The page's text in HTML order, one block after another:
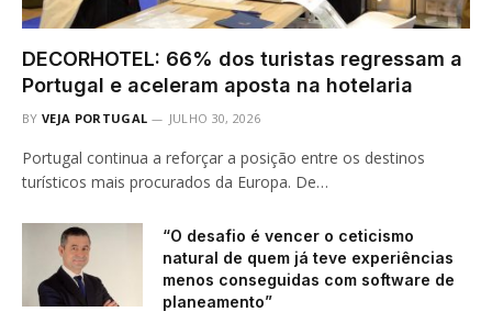
DECORHOTEL: 66% dos turistas regressam a
Portugal e aceleram aposta na hotelaria
BY VEJA PORTUGAL JULHO 30, 2026
Portugal continua a reforçar a posição entre os destinos
turísticos mais procurados da Europa. De…
“O desafio é vencer o ceticismo
natural de quem já teve experiências
menos conseguidas com software de
planeamento”